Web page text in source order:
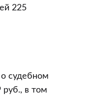
225
судебном
руб., в том